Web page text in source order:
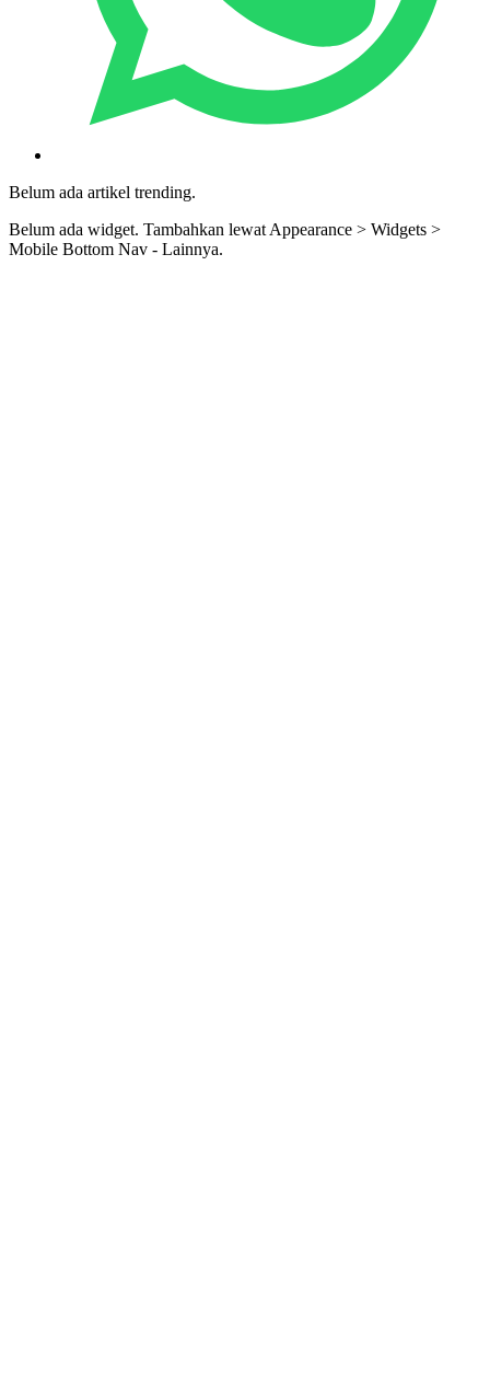
Belum ada artikel trending.
Belum ada widget. Tambahkan lewat Appearance > Widgets >
Mobile Bottom Nav - Lainnya.